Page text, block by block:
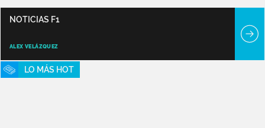
NOTICIAS F1
ALEX VELÁZQUEZ
LO MÁS HOT